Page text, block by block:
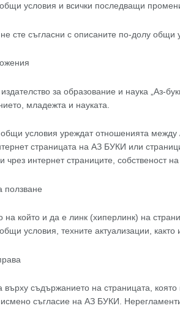
условия и всички последващи
сте съгласни с описаните по-долу
за образование и наука „Аз-
младежта и науката.
условия уреждат отношенията
страницата на АЗ БУКИ или
чрез интернет страниците,
ползване
на който и да е линк (хиперлинк) на
условия, техните актуализации,
върху съдържанието на страницата,
съгласие на АЗ БУКИ.